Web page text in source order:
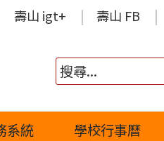
壽山 igt+ 壽山 FB
系統 學校行事曆